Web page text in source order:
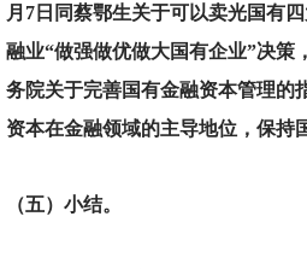
月7日同蔡鄂生关于可以卖光国有
融业“做强做优做大国有企业”决策
务院关于完善国有金融资本管理的
资本在金融领域的主导地位，保持
（五）小结。